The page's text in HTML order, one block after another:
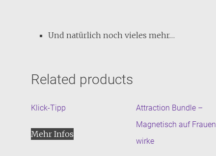
​​Und natürlich noch vieles mehr…
Related products
Klick-Tipp
Mehr Infos
Attraction Bundle –
Magnetisch auf Frauen
wirke